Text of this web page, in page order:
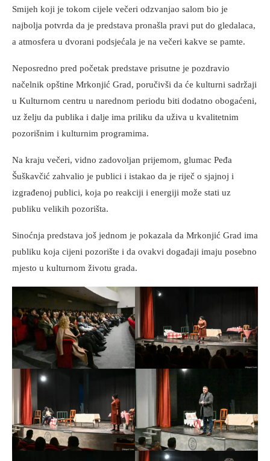
Smijeh koji je tokom cijele večeri odzvanjao salom bio je
najbolja potvrda da je predstava pronašla pravi put do gledalaca,
a atmosfera u dvorani podsjećala je na večeri kakve se pamte.
Neposredno pred početak predstave prisutne je pozdravio
načelnik opštine Mrkonjić Grad, poručivši da će kulturni sadržaji
u Kulturnom centru u narednom periodu biti dodatno obogaćeni,
uz želju da publika i dalje ima priliku da uživa u kvalitetnim
pozorišnim i kulturnim programima.
Na kraju večeri, vidno zadovoljan prijemom, glumac Peđa
Šuškavčić zahvalio je publici i istakao da je riječ o sjajnoj i
izgrađenoj publici, koja po reakciji i energiji može stati uz
publiku velikih pozorišta.
Sinoćnja predstava još jednom je pokazala da Mrkonjić Grad ima
publiku koja cijeni pozorište i da ovakvi događaji imaju posebno
mjesto u kulturnom životu grada.